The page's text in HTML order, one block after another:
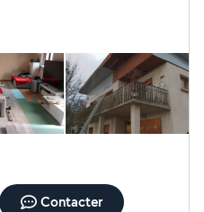
Contacter